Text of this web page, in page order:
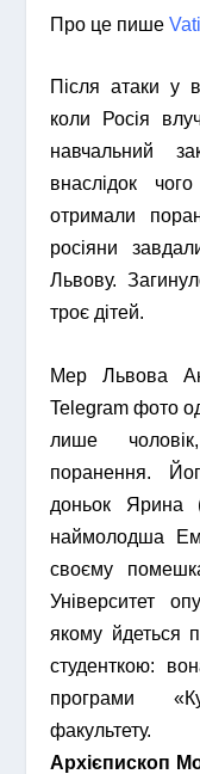
Про це пише
Після атаки у
коли Росія
навчальний
внаслідок
отримали
росіяни
Львову.
троє дітей.
Мер Львова
Telegram фото
лише
поранення.
доньок Ярина
наймолодша
своєму
Університет
якому йдеться
студенткою:
програми
факультету.
Архієпископ